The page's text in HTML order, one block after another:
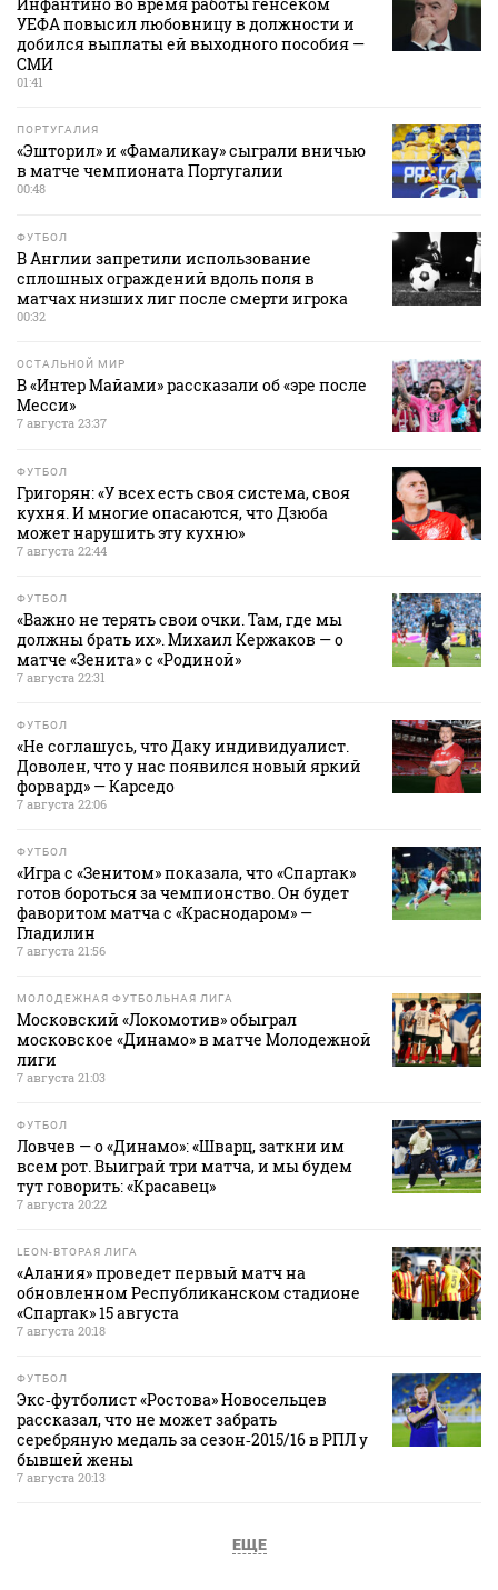
УЕФА повысил любовницу в должности и
добился выплаты ей выходного пособия —
СМИ
01:41
ПОРТУГАЛИЯ
«Эшторил» и «Фамаликау» сыграли вничью
в матче чемпионата Португалии
00:48
ФУТБОЛ
В Англии запретили использование
сплошных ограждений вдоль поля в
матчах низших лиг после смерти игрока
00:32
ОСТАЛЬНОЙ МИР
В «Интер Майами» рассказали об «эре после
Месси»
7 августа 23:37
ФУТБОЛ
Григорян: «У всех есть своя система, своя
кухня. И многие опасаются, что Дзюба
может нарушить эту кухню»
7 августа 22:44
ФУТБОЛ
«Важно не терять свои очки. Там, где мы
должны брать их». Михаил Кержаков — о
матче «Зенита» с «Родиной»
7 августа 22:31
ФУТБОЛ
«Не соглашусь, что Даку индивидуалист.
Доволен, что у нас появился новый яркий
форвард» — Карседо
7 августа 22:06
ФУТБОЛ
«Игра с «Зенитом» показала, что «Спартак»
готов бороться за чемпионство. Он будет
фаворитом матча с «Краснодаром» —
Гладилин
7 августа 21:56
МОЛОДЕЖНАЯ ФУТБОЛЬНАЯ ЛИГА
Московский «Локомотив» обыграл
московское «Динамо» в матче Молодежной
лиги
7 августа 21:03
ФУТБОЛ
Ловчев — о «Динамо»: «Шварц, заткни им
всем рот. Выиграй три матча, и мы будем
тут говорить: «Красавец»
7 августа 20:22
LEON-ВТОРАЯ ЛИГА
«Алания» проведет первый матч на
обновленном Республиканском стадионе
«Спартак» 15 августа
7 августа 20:18
ФУТБОЛ
Экс‑футболист «Ростова» Новосельцев
рассказал, что не может забрать
серебряную медаль за сезон‑2015/16 в РПЛ у
бывшей жены
7 августа 20:13
ЕЩЕ